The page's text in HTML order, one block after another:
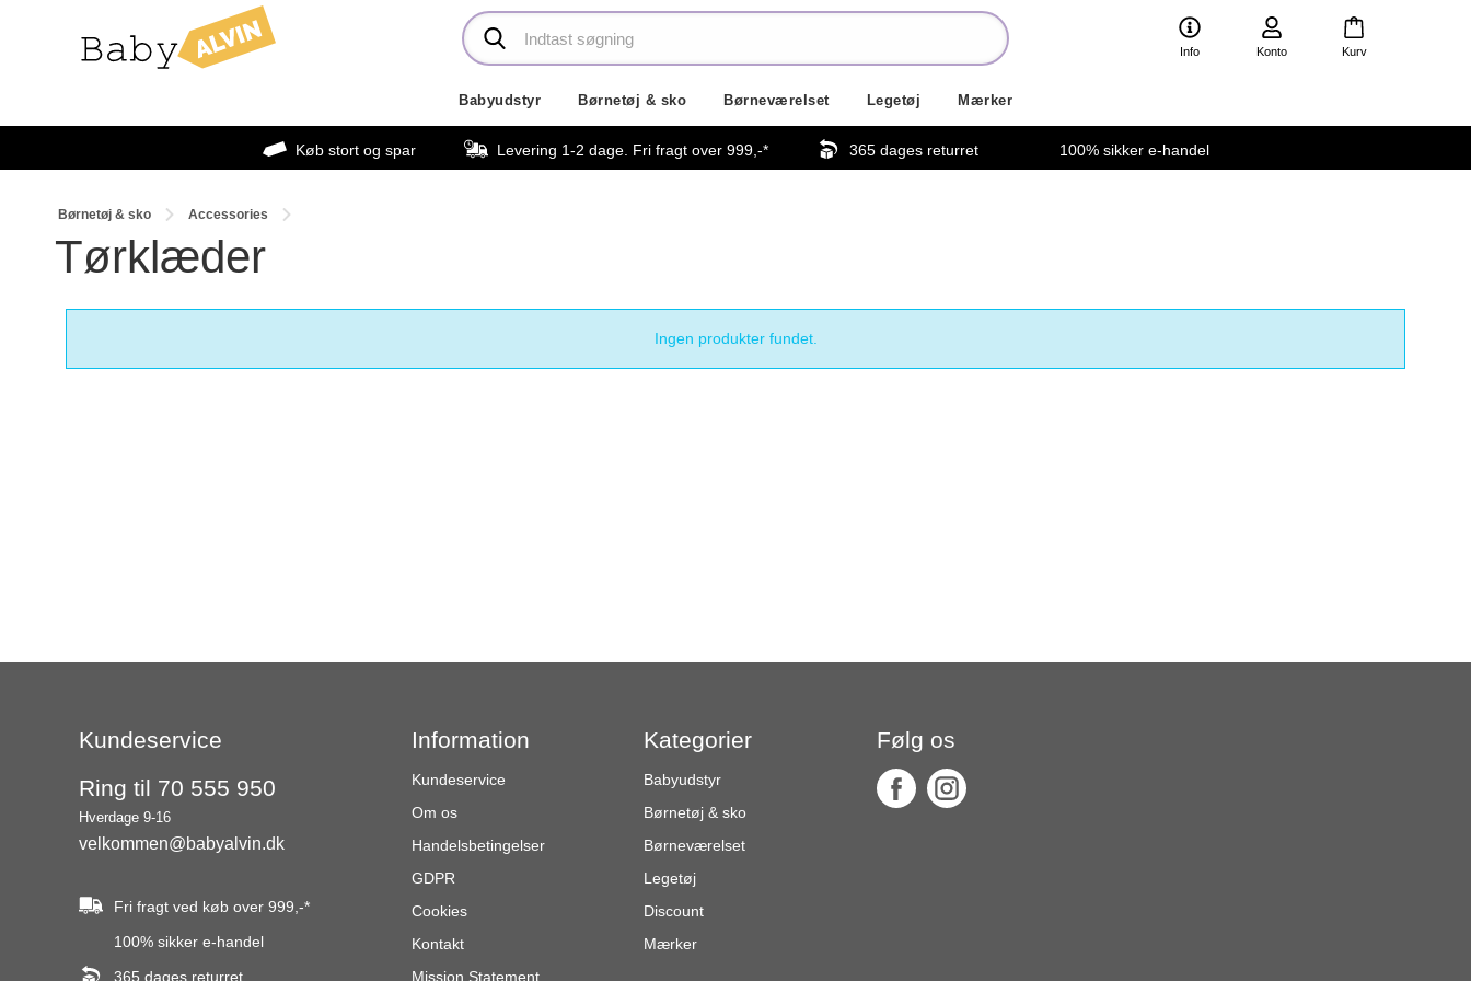
Info Konto Kurv
Babyudstyr Børnetøj & sko Børneværelset Legetøj Mærker
Køb stort og spar Levering 1-2 dage. Fri fragt over 999,-* 365 dages returret 100% sikker e-handel
Børnetøj & sko Accessories
Tørklæder
Ingen produkter fundet.
Kundeservice
Ring til 70 555 950
Hverdage 9-16
velkommen@babyalvin.dk
Fri fragt ved køb over 999,-*
100% sikker e-handel
365 dages returret
Information
Kundeservice
Om os
Handelsbetingelser
GDPR
Cookies
Kontakt
Mission Statement
Kategorier
Babyudstyr
Børnetøj & sko
Børneværelset
Legetøj
Discount
Mærker
Følg os